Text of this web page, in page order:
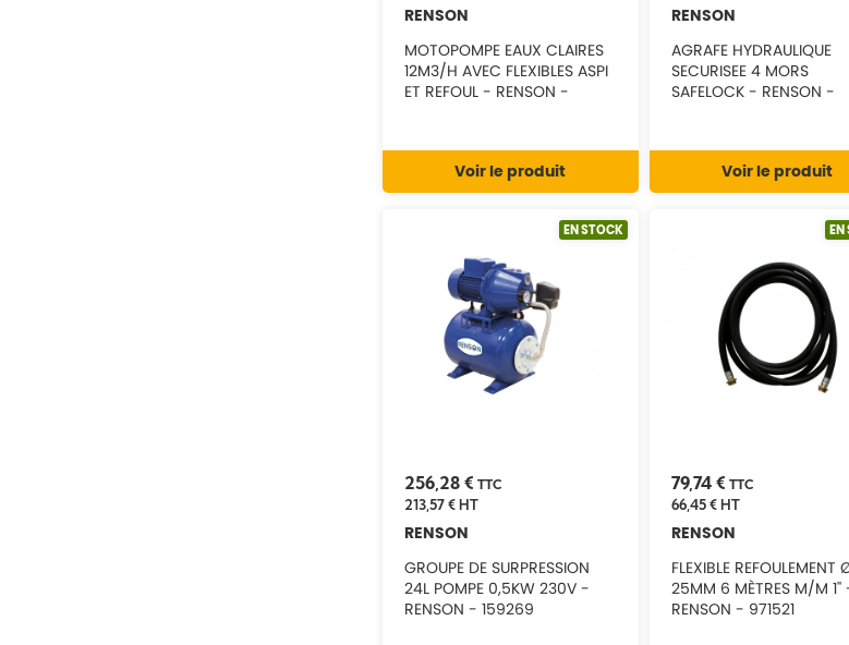
RENSON
MOTOPOMPE EAUX CLAIRES
12M3/H AVEC FLEXIBLES ASPI
ET REFOUL - RENSON -
Voir le produit
RENSON
AGRAFE HYDRAULIQUE
SECURISEE 4 MORS
SAFELOCK - RENSON -
Voir le produit
EN STOCK
256,28 € TTC
213,57 €HT
RENSON
GROUPE DE SURPRESSION
24L POMPE 0,5KW 230V -
RENSON - 159269
EN
79,74 € TTC
66,45 €HT
RENSON
FLEXIBLE REFOULEMENT
25MM 6 MÈTRES M/M 1''
RENSON - 971521